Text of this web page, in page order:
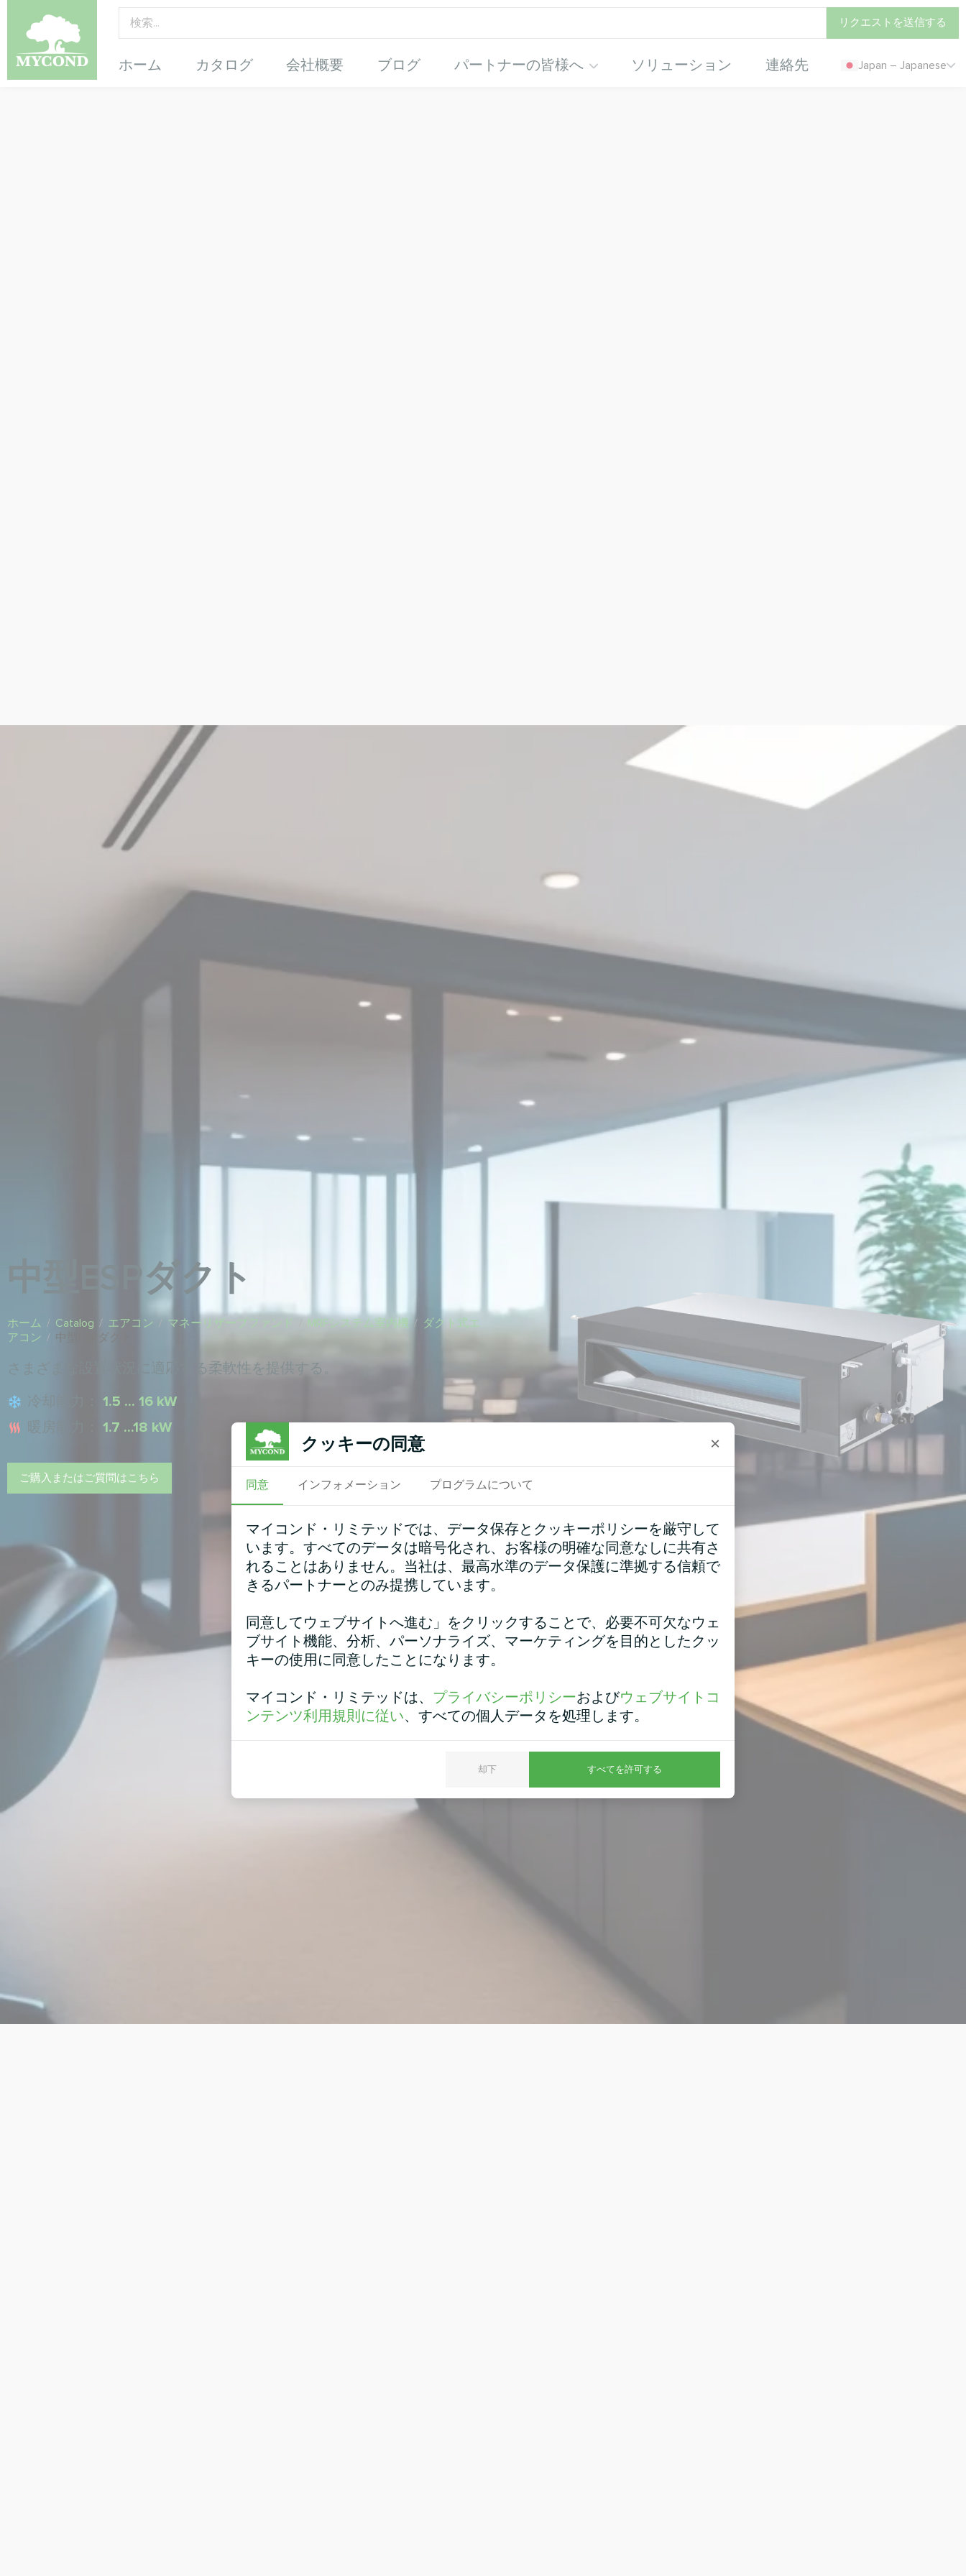
リクエストを送信する
ホーム カタログ 会社概要 ブログ パートナーの皆様へ ソリューション 連絡先 Japan – Japanese
中型ESPダクト
ホーム / Catalog / エアコン / マネーリザーブファンド MRFシステム室内機 / ダクト式エ
アコン / 中型ESPダクト
さまざまな設置状況に適応する柔軟性を提供する。
冷却能力： 1.5 ... 16 kW
暖房能力： 1.7 ...18 kW
ご購入またはご質問はこちら
クッキーの同意 ×
同意 インフォメーション プログラムについて
マイコンド・リミテッドでは、データ保存とクッキーポリシーを厳守して
います。すべてのデータは暗号化され、お客様の明確な同意なしに共有さ
れることはありません。当社は、最高水準のデータ保護に準拠する信頼で
きるパートナーとのみ提携しています。
同意してウェブサイトへ進む」をクリックすることで、必要不可欠なウェ
ブサイト機能、分析、パーソナライズ、マーケティングを目的としたクッ
キーの使用に同意したことになります。
マイコンド・リミテッドは、 プライバシーポリシーおよびウェブサイトコ
ンテンツ利用規則に従い、すべての個人データを処理します。
却下 すべてを許可する